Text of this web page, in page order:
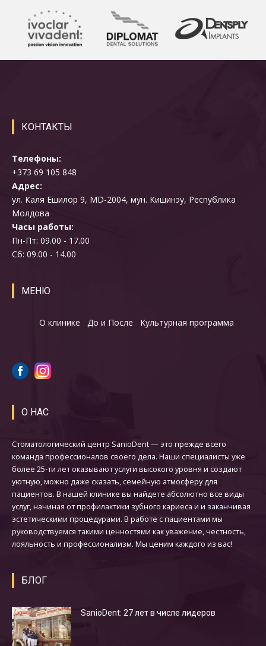
КОНТАКТЫ
Телефоны:
+373 69 105 848
Адрес:
ул. Каля Ешилор 9, MD-2004, мун. Кишинэу, Республика
Молдова
Часы работы:
Пн-Пт: 09.00 - 17.00
Cб: 09.00 - 14.00
МЕНЮ
О клинике До и После Культурная программа
О НАС
Стоматологический центр SanioDent — это прежде всего
команда профессионалов своего дела. Наши специалисты уже
более 25-ти лет оказывают услуги высокого уровня и создают
уютную, можно даже сказать, семейную атмосферу для
пациентов. В нашей клинике вы найдете абсолютно все виды
услуг, начиная от профилактики зубного кариеса и и заканчивая
эстетическими процедурами. В работе с пациентами мы
руководствуемся такими ценностями как уважение, честность,
лояльность и профессионализм. Мы ценим каждого из вас!
БЛОГ
SanioDent: 27 лет в числе лидеров